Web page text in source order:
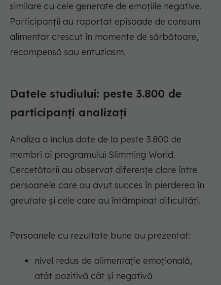
similare cu cele generate de emoțiile negative.
Participanții au raportat episoade de consum
alimentar crescut în momente de sărbătoare,
recompensă sau entuziasm.
Datele studiului: peste 3.800 de
participanți analizați
Analiza a inclus date de la peste 3.800 de
membri ai programului Slimming World.
Cercetătorii au observat diferențe clare între
persoanele care au avut succes în pierderea în
greutate și cele care au întâmpinat dificultăți.
Persoanele cu rezultate bune au prezentat:
nivel redus de alimentație emoțională,
atât pozitivă cât și negativă